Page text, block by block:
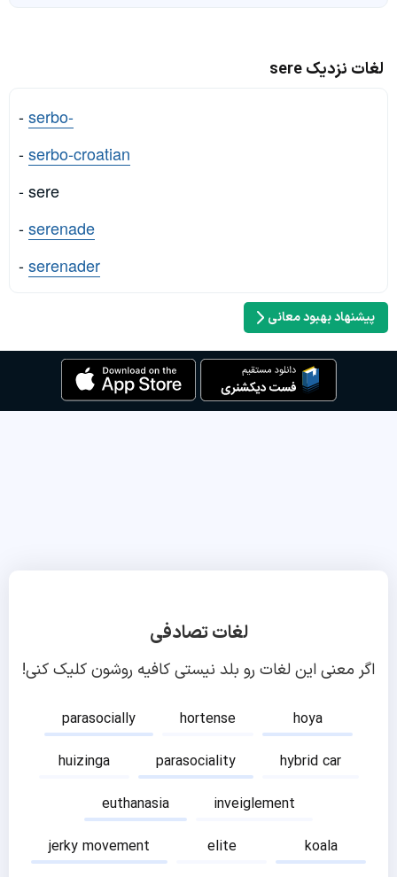
لغات نزدیک sere
-serbo-
-serbo-croatian
- sere
-serenade
-serenader
پیشنهاد بهبود معانی
لغات تصادفی
اگر معنی این لغات رو بلد نیستی کافیه روشون کلیک کنی!
parasocially hortense
hoya
huizinga
parasociality
hybrid car
euthanasia
inveiglement
jerky movement
elite
koala